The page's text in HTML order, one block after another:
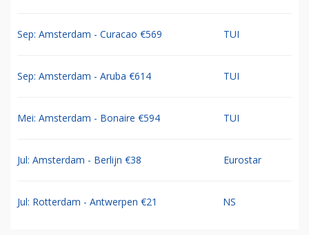
Sep: Amsterdam - Curacao €569 TUI
Sep: Amsterdam - Aruba €614 TUI
Mei: Amsterdam - Bonaire €594 TUI
Jul: Amsterdam - Berlijn €38 Eurostar
Jul: Rotterdam - Antwerpen €21 NS